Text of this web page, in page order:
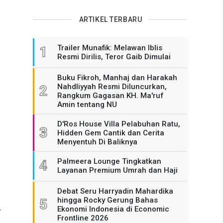
ARTIKEL TERBARU
1
Trailer Munafik: Melawan Iblis
Resmi Dirilis, Teror Gaib Dimulai
2
Buku Fikroh, Manhaj dan Harakah
Nahdliyyah Resmi Diluncurkan,
Rangkum Gagasan KH. Ma'ruf
Amin tentang NU
3
D'Ros House Villa Pelabuhan Ratu,
Hidden Gem Cantik dan Cerita
Menyentuh Di Baliknya
4
Palmeera Lounge Tingkatkan
Layanan Premium Umrah dan Haji
5
Debat Seru Harryadin Mahardika
hingga Rocky Gerung Bahas
Ekonomi Indonesia di Economic
Frontline 2026